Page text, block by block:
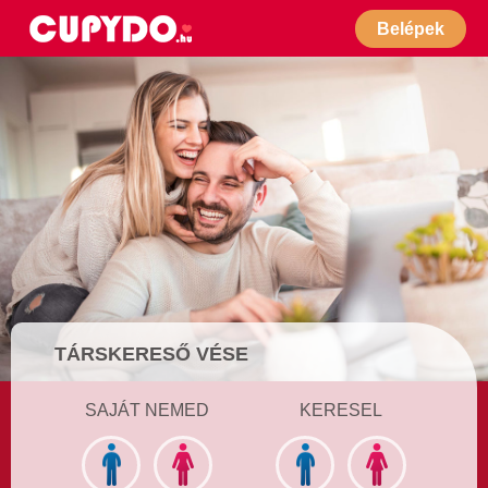
Belépek
TÁRSKERESŐ VÉSE
SAJÁT NEMED KERESEL